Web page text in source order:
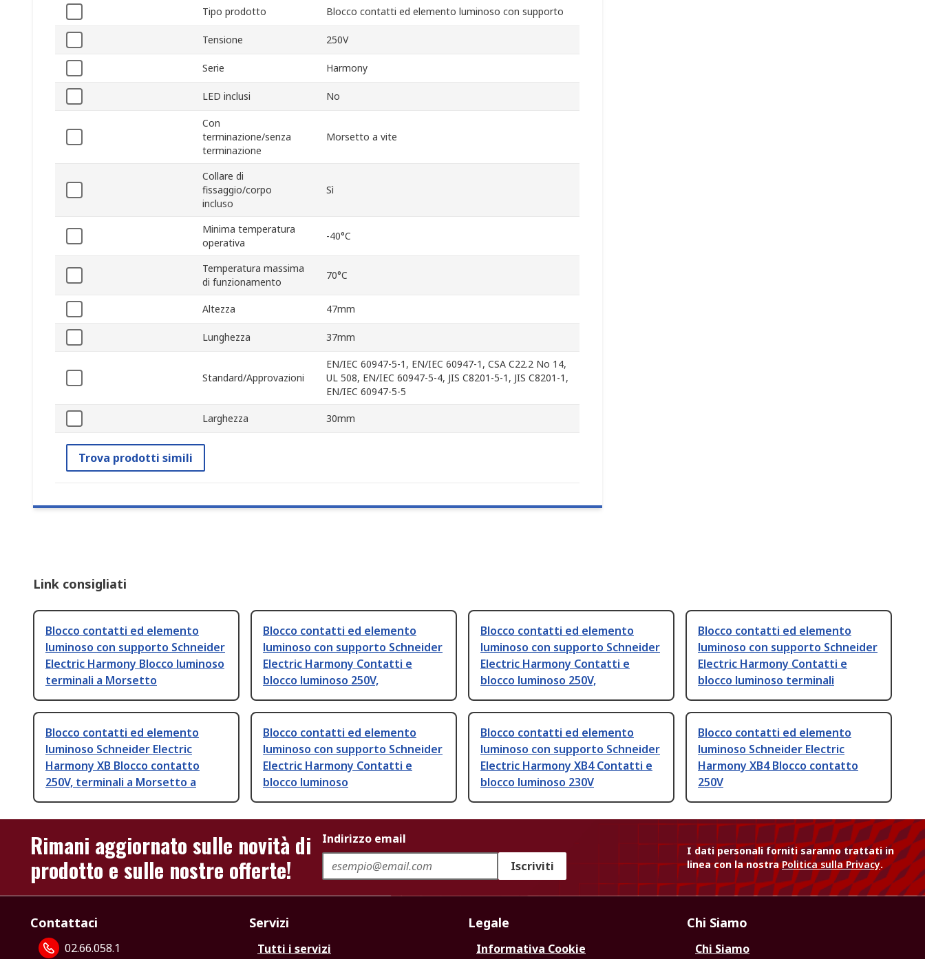
Tipo prodotto Blocco contatti ed elemento luminoso con supporto
Tensione 250V
Serie Harmony
LED inclusi No
Con
terminazione/senza
terminazione
Morsetto a vite
Collare di
fissaggio/corpo
incluso
Sì
Minima temperatura
operativa
-40°C
Temperatura massima
di funzionamento
70°C
Altezza 47mm
Lunghezza 37mm
Standard/Approvazioni
EN/IEC 60947-5-1, EN/IEC 60947-1, CSA C22.2 No 14,
UL 508, EN/IEC 60947-5-4, JIS C8201-5-1, JIS C8201-1,
EN/IEC 60947-5-5
Larghezza 30mm
Trova prodotti simili
Link consigliati
Blocco contatti ed elemento
luminoso con supporto Schneider
Electric Harmony Blocco luminoso
terminali a Morsetto
Blocco contatti ed elemento
luminoso con supporto Schneider
Electric Harmony Contatti e
blocco luminoso 250V,
Blocco contatti ed elemento
luminoso con supporto Schneider
Electric Harmony Contatti e
blocco luminoso 250V,
Blocco contatti ed elemento
luminoso con supporto Schneider
Electric Harmony Contatti e
blocco luminoso terminali
Blocco contatti ed elemento
luminoso Schneider Electric
Harmony XB Blocco contatto
250V, terminali a Morsetto a
Blocco contatti ed elemento
luminoso con supporto Schneider
Electric Harmony Contatti e
blocco luminoso
Blocco contatti ed elemento
luminoso con supporto Schneider
Electric Harmony XB4 Contatti e
blocco luminoso 230V
Blocco contatti ed elemento
luminoso Schneider Electric
Harmony XB4 Blocco contatto
250V
Rimani aggiornato sulle novità di
prodotto e sulle nostre offerte!
Indirizzo email
Iscriviti
I dati personali forniti saranno trattati in
linea con la nostraPolitica sulla Privacy.
Contattaci
02.66.058.1
Servizi
Tutti i servizi
Legale
Informativa Cookie
Chi Siamo
Chi Siamo